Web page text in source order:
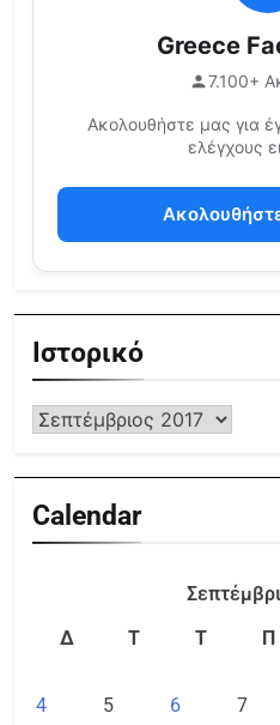
Greece
7.100+
Ακολουθήστε μας για
ελέγχους
Ιστορικό
Calendar
Δ
Τ Τ Π
4
5 6 7